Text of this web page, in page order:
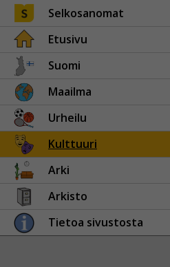
Selkosanomat
Etusivu
Suomi
Maailma
Urheilu
Kulttuuri
Arki
Arkisto
Tietoa sivustosta